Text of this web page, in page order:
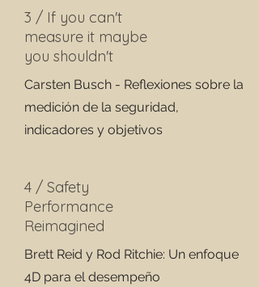
3 / If you can't
measure it maybe
you shouldn't
Carsten Busch - Reflexiones sobre la
medición de la seguridad,
indicadores y objetivos
4 / Safety
Performance
Reimagined
Brett Reid y Rod Ritchie: Un enfoque
4D para el desempeño